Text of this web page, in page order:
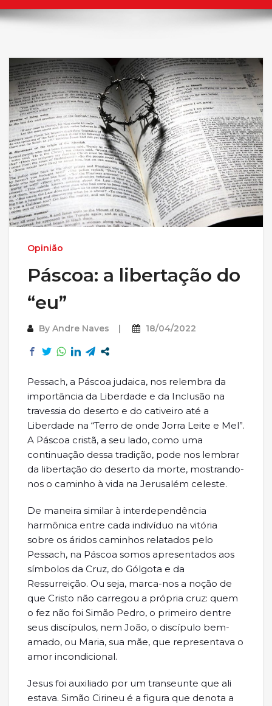
Opinião
Páscoa: a libertação do
“eu”
By Andre Naves 18/04/2022
Pessach, a Páscoa judaica, nos relembra da
importância da Liberdade e da Inclusão na
travessia do deserto e do cativeiro até a
Liberdade na “Terro de onde Jorra Leite e Mel”.
A Páscoa cristã, a seu lado, como uma
continuação dessa tradição, pode nos lembrar
da libertação do deserto da morte, mostrando-
nos o caminho à vida na Jerusalém celeste.
De maneira similar à interdependência
harmônica entre cada indivíduo na vitória
sobre os áridos caminhos relatados pelo
Pessach, na Páscoa somos apresentados aos
símbolos da Cruz, do Gólgota e da
Ressurreição. Ou seja, marca-nos a noção de
que Cristo não carregou a própria cruz: quem
o fez não foi Simão Pedro, o primeiro dentre
seus discípulos, nem João, o discípulo bem-
amado, ou Maria, sua mãe, que representava o
amor incondicional.
Jesus foi auxiliado por um transeunte que ali
estava. Simão Cirineu é a figura que denota a